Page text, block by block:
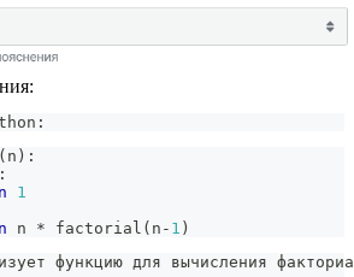
( n ) :
:
1
n * factorial ( n - 1 )
функцию для вычисления